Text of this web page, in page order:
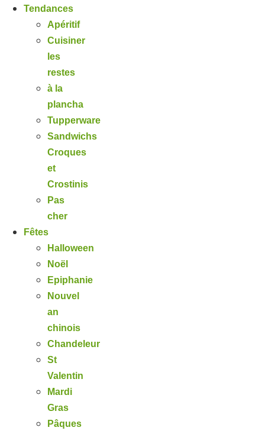
Tendances
Apéritif
Cuisiner
les
restes
à la
plancha
Tupperware
Sandwichs
Croques
et
Crostinis
Pas
cher
Fêtes
Halloween
Noël
Epiphanie
Nouvel
an
chinois
Chandeleur
St
Valentin
Mardi
Gras
Pâques